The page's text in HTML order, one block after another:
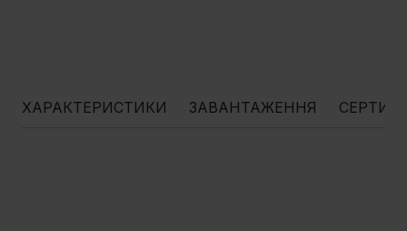
ХАРАКТЕРИСТИКИ ЗАВАНТАЖЕННЯ